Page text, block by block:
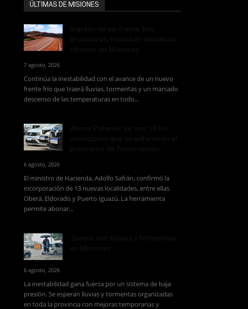
ÚLTIMAS DE MISIONES
7 agosto, 2026
Continúa la inestabilidad con el avance de un nuevo
frente frío que traerá lluvias, tormentas y un marcado
descenso de las temperaturas en todo...
6 agosto, 2026
El ministro de Hacienda, Adolfo Safrán, confirmó la
incorporación de 13 nuevas localidades, entre ellas
Oberá, Eldorado y Puerto Iguazú. La herramienta
permite abonar...
6 agosto, 2026
La inestabilidad gana fuerza por un sistema de baja
presión. Se esperan lluvias y tormentas organizadas
en toda la provincia con mejoras temporarias y